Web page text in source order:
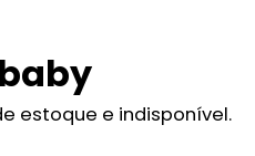
estoque e indisponível.